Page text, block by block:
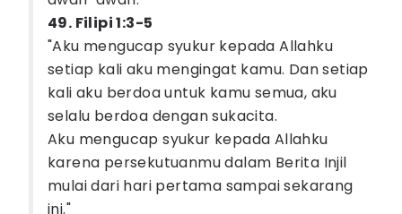
49. Filipi 1:3-5
"Aku mengucap syukur kepada Allahku
setiap kali aku mengingat kamu. Dan setiap
kali aku berdoa untuk kamu semua, aku
selalu berdoa dengan sukacita.
Aku mengucap syukur kepada Allahku
karena persekutuanmu dalam Berita Injil
mulai dari hari pertama sampai sekarang
ini."